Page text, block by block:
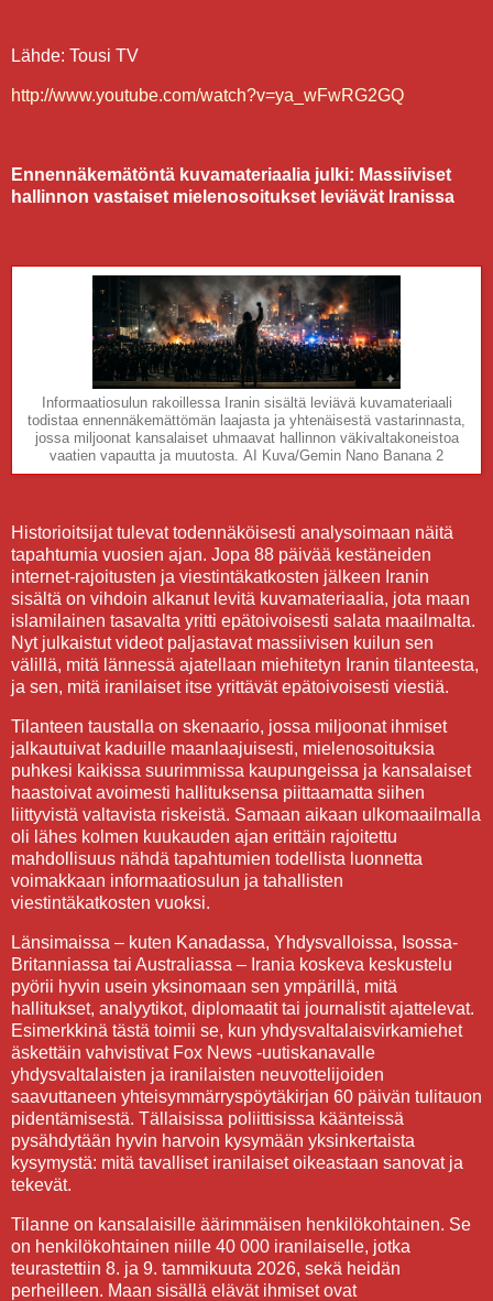
Lähde: Tousi TV
http://www.youtube.com/watch?v=ya_wFwRG2GQ
Ennennäkemätöntä kuvamateriaalia julki: Massiiviset
hallinnon vastaiset mielenosoitukset leviävät Iranissa
Informaatiosulun rakoillessa Iranin sisältä leviävä kuvamateriaali
todistaa ennennäkemättömän laajasta ja yhtenäisestä vastarinnasta,
jossa miljoonat kansalaiset uhmaavat hallinnon väkivaltakoneistoa
vaatien vapautta ja muutosta. AI Kuva/Gemin Nano Banana 2
Historioitsijat tulevat todennäköisesti analysoimaan näitä
tapahtumia vuosien ajan. Jopa 88 päivää kestäneiden
internet-rajoitusten ja viestintäkatkosten jälkeen Iranin
sisältä on vihdoin alkanut levitä kuvamateriaalia, jota maan
islamilainen tasavalta yritti epätoivoisesti salata maailmalta.
Nyt julkaistut videot paljastavat massiivisen kuilun sen
välillä, mitä lännessä ajatellaan miehitetyn Iranin tilanteesta,
ja sen, mitä iranilaiset itse yrittävät epätoivoisesti viestiä.
Tilanteen taustalla on skenaario, jossa miljoonat ihmiset
jalkautuivat kaduille maanlaajuisesti, mielenosoituksia
puhkesi kaikissa suurimmissa kaupungeissa ja kansalaiset
haastoivat avoimesti hallituksensa piittaamatta siihen
liittyvistä valtavista riskeistä. Samaan aikaan ulkomaailmalla
oli lähes kolmen kuukauden ajan erittäin rajoitettu
mahdollisuus nähdä tapahtumien todellista luonnetta
voimakkaan informaatiosulun ja tahallisten
viestintäkatkosten vuoksi.
Länsimaissa – kuten Kanadassa, Yhdysvalloissa, Isossa-
Britanniassa tai Australiassa – Irania koskeva keskustelu
pyörii hyvin usein yksinomaan sen ympärillä, mitä
hallitukset, analyytikot, diplomaatit tai journalistit ajattelevat.
Esimerkkinä tästä toimii se, kun yhdysvaltalaisvirkamiehet
äskettäin vahvistivat Fox News -uutiskanavalle
yhdysvaltalaisten ja iranilaisten neuvottelijoiden
saavuttaneen yhteisymmärryspöytäkirjan 60 päivän tulitauon
pidentämisestä. Tällaisissa poliittisissa käänteissä
pysähdytään hyvin harvoin kysymään yksinkertaista
kysymystä: mitä tavalliset iranilaiset oikeastaan sanovat ja
tekevät.
Tilanne on kansalaisille äärimmäisen henkilökohtainen. Se
on henkilökohtainen niille 40 000 iranilaiselle, jotka
teurastettiin 8. ja 9. tammikuuta 2026, sekä heidän
perheilleen. Maan sisällä elävät ihmiset ovat